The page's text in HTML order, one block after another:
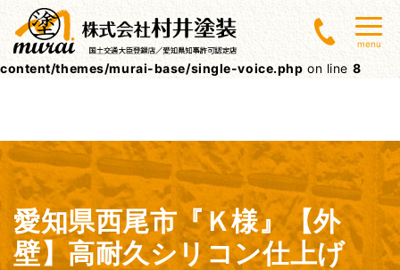
Warning: Undefined array key 0 in
/home/lctxs37/muraitoso.jp/public_html/wpcms/wp-
content/themes/murai-base/single-voice.php on line 8
menu
愛知県西尾市『Ｋ様』【外
壁】高耐久シリコン仕上げ